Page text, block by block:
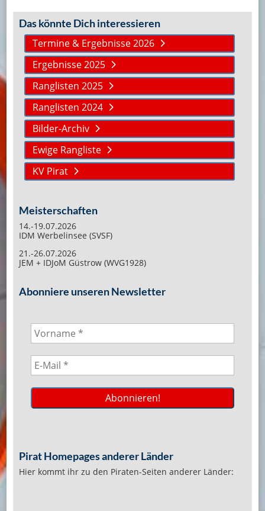
Das könnte Dich interessieren
Termine & Ergebnisse 2026
Ergebnisse 2025
Ranglisten 2025
Ranglisten 2024
Bilder-Archiv
Ewige Rangliste
KV Pirat
Meisterschaften
14.-19.07.2026
IDM Werbelinsee (SVSF)
21.-26.07.2026
JEM + IDJoM Güstrow (WVG1928)
Abonniere unseren Newsletter
Pirat Homepages anderer Länder
Hier kommt ihr zu den Piraten-Seiten anderer Länder: